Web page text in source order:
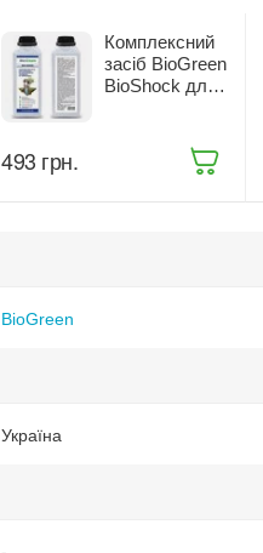
Комплексний
засіб BioGreen
BioShock для
колодязів та
свердловин 1
‍493‍ грн.
BioGreen
Україна